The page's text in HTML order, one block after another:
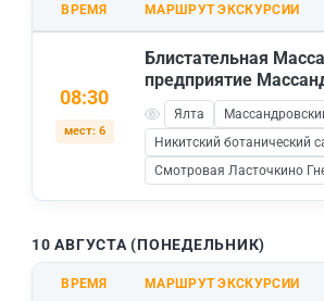
ВРЕМЯ МАРШРУТ ЭКСКУРСИИ
08:30
мест: 6
Блистательная
предприятие
Ялта
Никитский ботанический
Смотровая Ласточкино
10 АВГУСТА (ПОНЕДЕЛЬНИК)
ВРЕМЯ МАРШРУТ ЭКСКУРСИИ